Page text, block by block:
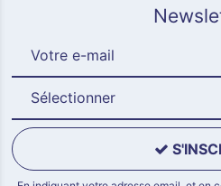
Sélectionner